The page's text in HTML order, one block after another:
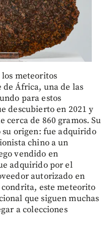
meteoritos
de África, una de las
para estos
descubierto en 2021 y
cerca de 860 gramos. Su
origen: fue adquirido
chino a un
vendido en
adquirido por el
autorizado en
este meteorito
que siguen muchas
a colecciones